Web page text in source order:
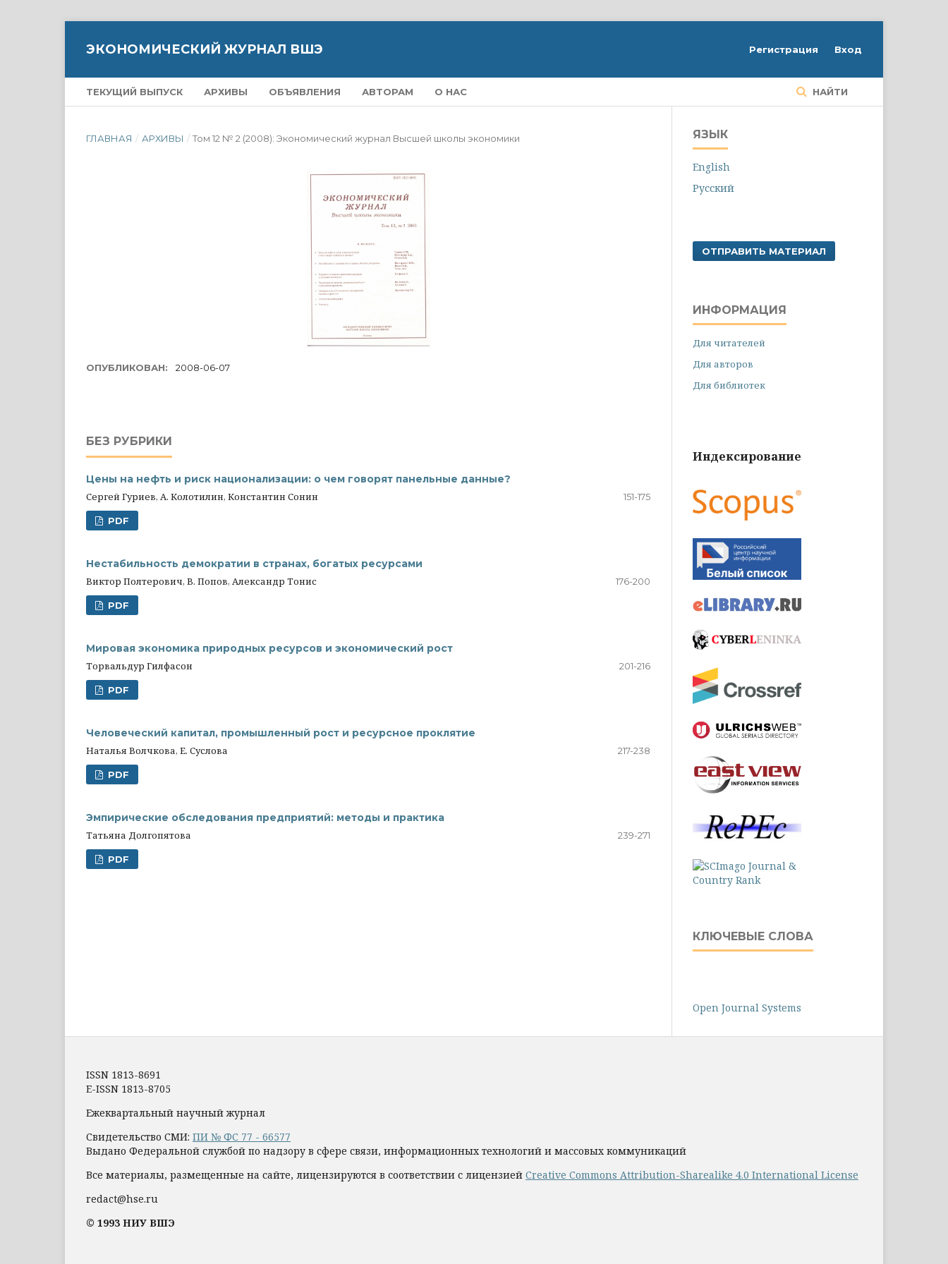
ЭКОНОМИЧЕСКИЙ ЖУРНАЛ ВШЭ
ТЕКУЩИЙ ВЫПУСК АРХИВЫ ОБЪЯВЛЕНИЯ АВТОРАМ О НАС НАЙТИ
Регистрация Вход
ГЛАВНАЯ / АРХИВЫ / Том 12 № 2 (2008): Экономический журнал Высшей школы экономики
ОПУБЛИКОВАН: 2008-06-07
БЕЗ РУБРИКИ
Цены на нефть и риск национализации: о чем говорят панельные данные?
Сергей Гуриев, А. Колотилин, Константин Сонин
151-175
PDF
Нестабильность демократии в странах, богатых ресурсами
Виктор Полтерович, В. Попов, Александр Тонис
176-200
PDF
Мировая экономика природных ресурсов и экономический рост
Торвальдур Гилфасон
201-216
PDF
Человеческий капитал, промышленный рост и ресурсное проклятие
Наталья Волчкова, Е. Суслова
217-238
PDF
Эмпирические обследования предприятий: методы и практика
Татьяна Долгопятова
239-271
PDF
ЯЗЫК
English
Русский
ОТПРАВИТЬ МАТЕРИАЛ
ИНФОРМАЦИЯ
Для читателей
Для авторов
Для библиотек
Индексирование
КЛЮЧЕВЫЕ СЛОВА
Open Journal Systems
ISSN 1813-8691
E-ISSN 1813-8705
Ежеквартальный научный журнал
Свидетельство СМИ: ПИ № ФС 77 - 66577
Выдано Федеральной службой по надзору в сфере связи, информационных технологий и массовых коммуникаций
Все материалы, размещенные на сайте, лицензируются в соответствии с лицензией Creative Commons Attribution-Sharealike 4.0 International License
redact@hse.ru
© 1993 НИУ ВШЭ